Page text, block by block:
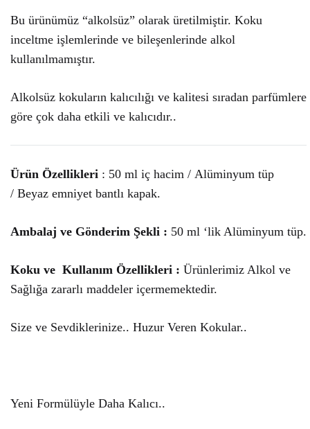
Bu ürünümüz “alkolsüz” olarak üretilmiştir. Koku
inceltme işlemlerinde ve bileşenlerinde alkol
kullanılmamıştır.
Alkolsüz kokuların kalıcılığı ve kalitesi sıradan parfümlere
göre çok daha etkili ve kalıcıdır..
Ürün Özellikleri : 50 ml iç hacim / Alüminyum tüp
/ Beyaz emniyet bantlı kapak.
Ambalaj ve Gönderim Şekli : 50 ml ‘lik Alüminyum tüp.
Koku ve Kullanım Özellikleri : Ürünlerimiz Alkol ve
Sağlığa zararlı maddeler içermemektedir.
Size ve Sevdiklerinize.. Huzur Veren Kokular..
Yeni Formülüyle Daha Kalıcı..